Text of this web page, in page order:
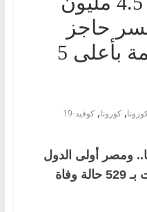
حاجز
الـ300 ألف.. وقائمة بأعلى 5
, كورونا, كوفيد-19
ومصر أولى الدول